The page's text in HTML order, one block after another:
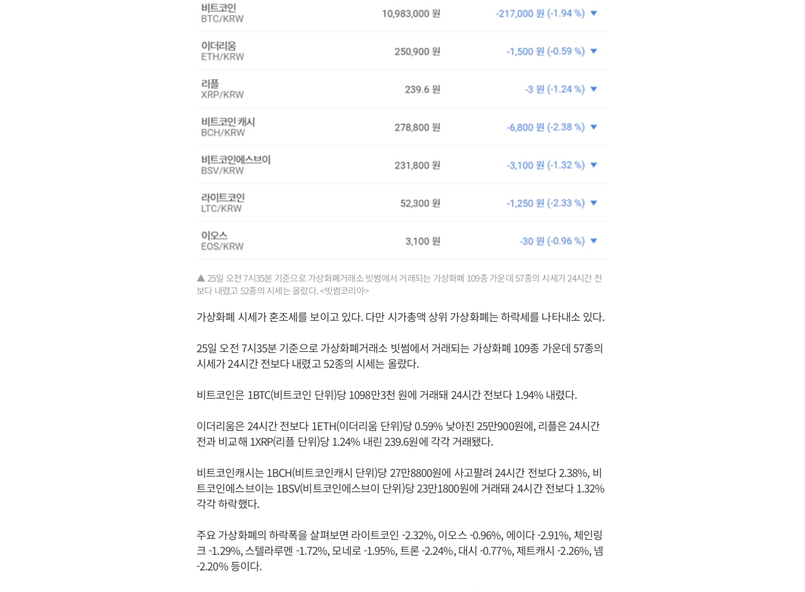
▲ 25일 오전 7시35분 기준으로 가상화폐거래소 빗썸에서 거래되는 가상화폐 109종 가운데 57종의 시세가 24시간 전
보다 내렸고 52종의 시세는 올랐다. <빗썸코리아>
가상화폐 시세가 혼조세를 보이고 있다. 다만 시가총액 상위 가상화폐는 하락세를 나타내소 있다.
25일 오전 7시35분 기준으로 가상화폐거래소 빗썸에서 거래되는 가상화폐 109종 가운데 57종의
시세가 24시간 전보다 내렸고 52종의 시세는 올랐다.
비트코인은 1BTC(비트코인 단위)당 1098만3천 원에 거래돼 24시간 전보다 1.94% 내렸다.
이더리움은 24시간 전보다 1ETH(이더리움 단위)당 0.59% 낮아진 25만900원에, 리플은 24시간
전과 비교해 1XRP(리플 단위)당 1.24% 내린 239.6원에 각각 거래됐다.
비트코인캐시는 1BCH(비트코인캐시 단위)당 27만8800원에 사고팔려 24시간 전보다 2.38%, 비
트코인에스브이는 1BSV(비트코인에스브이 단위)당 23만1800원에 거래돼 24시간 전보다 1.32%
각각 하락했다.
주요 가상화폐의 하락폭을 살펴보면 라이트코인 -2.32%, 이오스 -0.96%, 에이다 -2.91%, 체인링
크 -1.29%, 스텔라루멘 -1.72%, 모네로 -1.95%, 트론 -2.24%, 대시 -0.77%, 제트캐시 -2.26%, 넴
-2.20% 등이다.